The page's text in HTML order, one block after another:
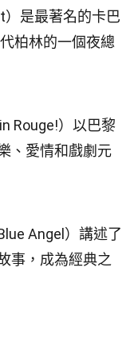
是最著名的卡巴
柏林的一個夜總
Rouge!）以巴黎
、愛情和戲劇元
Angel）講述了
事，成為經典之